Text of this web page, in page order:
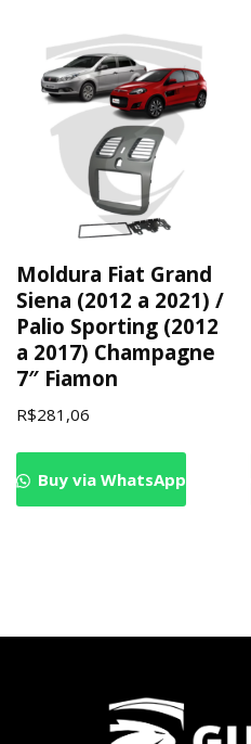
Moldura Fiat Grand
Siena (2012 a 2021) /
Palio Sporting (2012
a 2017) Champagne
7″ Fiamon
R$281,06
Buy via WhatsApp